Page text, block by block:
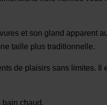
et son gland apparent
taille plus traditionnelle.
de plaisirs sans limites. Il
bain chaud.